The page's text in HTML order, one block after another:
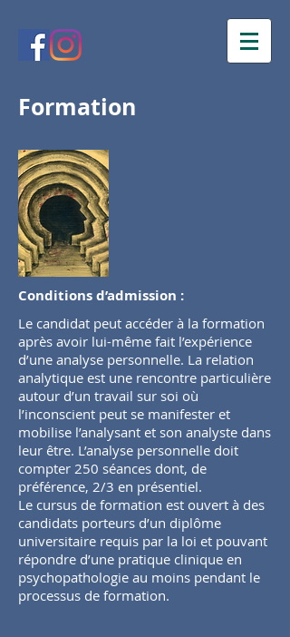
Formation
Conditions d’admission :
Le candidat peut accéder à la formation
après avoir lui-même fait l’expérience
d’une analyse personnelle. La relation
analytique est une rencontre particulière
autour d’un travail sur soi où
l’inconscient peut se manifester et
mobilise l’analysant et son analyste dans
leur être. L’analyse personnelle doit
compter 250 séances dont, de
préférence, 2/3 en présentiel.
Le cursus de formation est ouvert à des
candidats porteurs d’un diplôme
universitaire requis par la loi et pouvant
répondre d’une pratique clinique en
psychopathologie au moins pendant le
processus de formation.